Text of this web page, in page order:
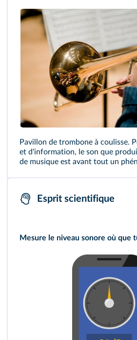
Pavillon de trombone à coulisse.
et d'information, le son que
de musique est avant tout un
Esprit scientifique
Mesure le niveau sonore où que